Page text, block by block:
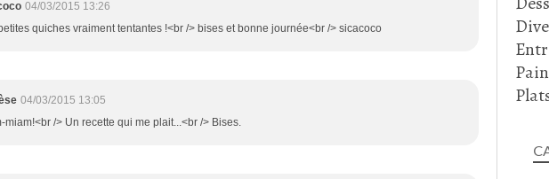
04/03/2015 13:26
quiches vraiment tentantes !<br /> bises et bonne journée<br /> sicacoco
04/03/2015 13:05
miam!<br /> Un recette qui me plait...<br /> Bises.